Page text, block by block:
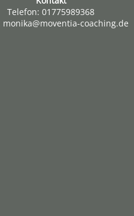
Telefon: 01775989368
monika@moventia-coaching.de